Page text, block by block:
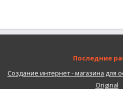
Последние
Создание интернет - магазина для
Original